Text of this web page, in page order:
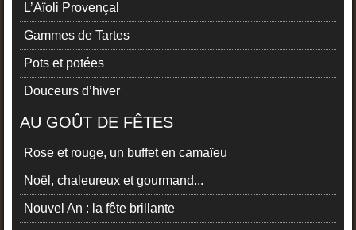
L’Aïoli Provençal
Gammes de Tartes
Pots et potées
Douceurs d’hiver
AU GOÛT DE FÊTES
Rose et rouge, un buffet en camaïeu
Noël, chaleureux et gourmand...
Nouvel An : la fête brillante